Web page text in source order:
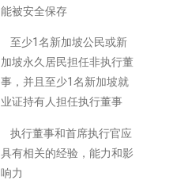
能被安全保存
 至少1名新加坡公民或新
加坡永久居民担任非执行董
事，并且至少1名新加坡就
业证持有人担任执行董事
 执行董事和首席执行官应
具有相关的经验，能力和影
响力